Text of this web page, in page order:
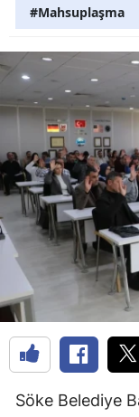
#Mahsuplaşma
Söke Belediye